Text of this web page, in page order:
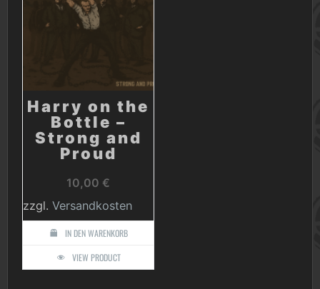
Harry on the
Bottle –
Strong and
Proud
10,00€
zzgl. Versandkosten
IN DEN WARENKORB
VIEW PRODUCT